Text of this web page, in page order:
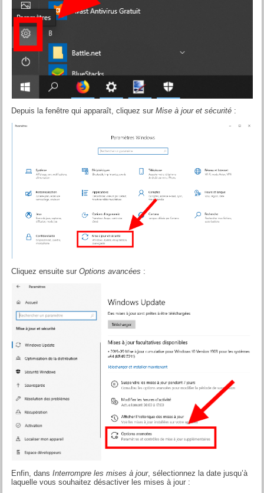
Depuis la fenêtre qui apparaît, cliquez surMise à jour et sécurité :
Cliquez ensuite surOptions avancées :
Enfin, dansInterrompre les mises à jour, sélectionnez la date jusqu’à
laquelle vous souhaitez désactiver les mises à jour :